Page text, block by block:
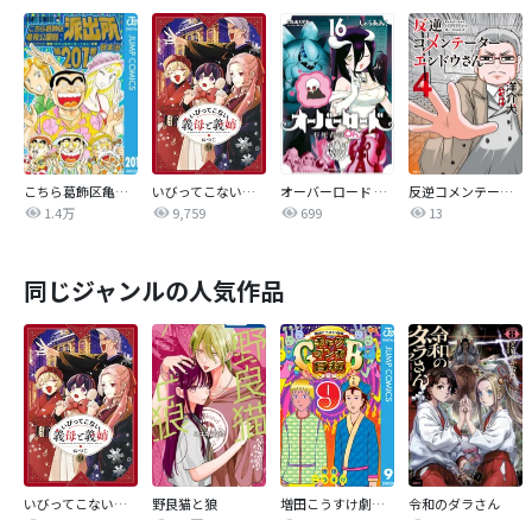
こちら葛飾区亀有公園前派出所
1.4万
いびってこない義母と義姉
9,759
オーバーロード 不死者のOh!
699
反逆コメンテーターエンドウさん
13
同じジャンルの人気作品
いびってこない義母と義姉
野良猫と狼
増田こうすけ劇場 ギャグマンガ日和GB
令和のダラさん